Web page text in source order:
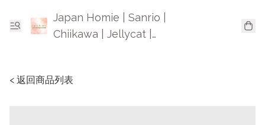
Japan Homie | Sanrio |
Chiikawa | Jellycat |
< 返回商品列表